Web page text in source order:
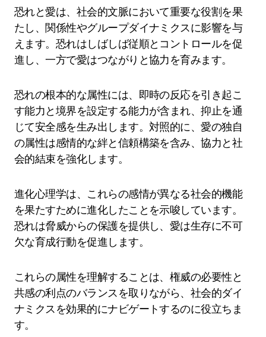
恐れと愛は、社会的文脈において重要な役割を果
たし、関係性やグループダイナミクスに影響を与
えます。恐れはしばしば従順とコントロールを促
進し、一方で愛はつながりと協力を育みます。
恐れの根本的な属性には、即時の反応を引き起こ
す能力と境界を設定する能力が含まれ、抑止を通
じて安全感を生み出します。対照的に、愛の独自
の属性は感情的な絆と信頼構築を含み、協力と社
会的結束を強化します。
進化心理学は、これらの感情が異なる社会的機能
を果たすために進化したことを示唆しています。
恐れは脅威からの保護を提供し、愛は生存に不可
欠な育成行動を促進します。
これらの属性を理解することは、権威の必要性と
共感の利点のバランスを取りながら、社会的ダイ
ナミクスを効果的にナビゲートするのに役立ちま
す。